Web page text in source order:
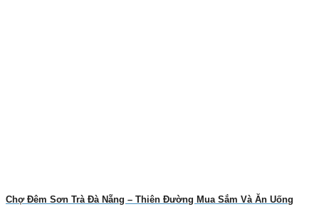
Chợ Đêm Sơn Trà Đà Nẵng – Thiên Đường Mua Sắm Và Ăn Uống